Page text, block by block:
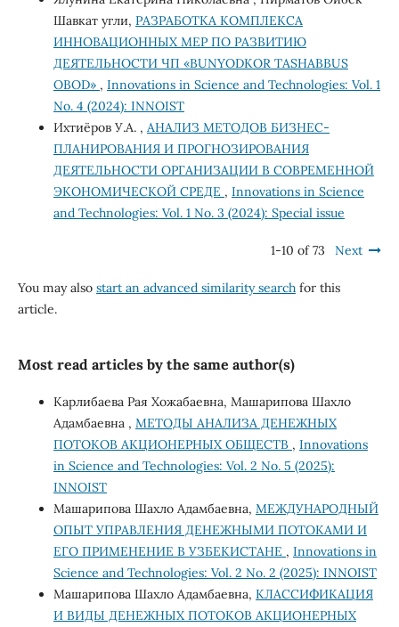
Шавкат угли, РАЗРАБОТКА КОМПЛЕКСА
ИННОВАЦИОННЫХ МЕР ПО РАЗВИТИЮ
ДЕЯТЕЛЬНОСТИ ЧП «BUNYODKOR TASHABBUS
OBOD» , Innovations in Science and Technologies: Vol. 1
No. 4 (2024): INNOIST
Ихтиёров У.А. , АНАЛИЗ МЕТОДОВ БИЗНЕС-
ПЛАНИРОВАНИЯ И ПРОГНОЗИРОВАНИЯ
ДЕЯТЕЛЬНОСТИ ОРГАНИЗАЦИИ В СОВРЕМЕННОЙ
ЭКОНОМИЧЕСКОЙ СРЕДЕ , Innovations in Science
and Technologies: Vol. 1 No. 3 (2024): Special issue
1-10 of 73 Next
You may also start an advanced similarity searchfor this
article.
Most read articles by the same author(s)
Карлибаева Рая Хожабаевна, Машарипова Шахло
Адамбаевна , МЕТОДЫ АНАЛИЗА ДЕНЕЖНЫХ
ПОТОКОВ АКЦИОНЕРНЫХ ОБЩЕСТВ , Innovations
in Science and Technologies: Vol. 2 No. 5 (2025):
INNOIST
Машарипова Шахло Адамбаевна, МЕЖДУНАРОДНЫЙ
ОПЫТ УПРАВЛЕНИЯ ДЕНЕЖНЫМИ ПОТОКАМИ И
ЕГО ПРИМЕНЕНИЕ В УЗБЕКИСТАНЕ , Innovations in
Science and Technologies: Vol. 2 No. 2 (2025): INNOIST
Машарипова Шахло Адамбаевна, КЛАССИФИКАЦИЯ
И ВИДЫ ДЕНЕЖНЫХ ПОТОКОВ АКЦИОНЕРНЫХ